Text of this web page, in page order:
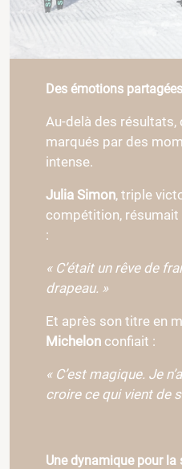
Des émotions partagées
Au-delà des
marqués par des
intense.
Julia Simon, triple
compétition, résumait
:
« C’était un rêve de
drapeau. »
Et après son titre en
Michelon confiait :
« C’est magique. Je
croire ce qui vient de
Une dynamique pour la